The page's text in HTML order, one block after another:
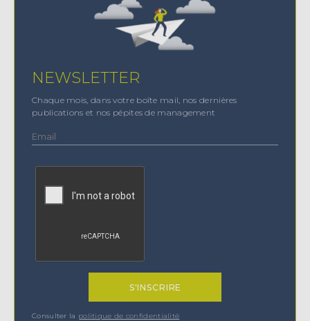
NEWSLETTER
Chaque mois, dans votre boîte mail, nos dernières
publications et nos pépites de management
Consulter la politique de confidentialité